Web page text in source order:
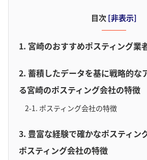
目次[非表示]
1. 宮崎のおすすめポスティング業
2. 蓄積したデータを基に戦略的な
る宮崎のポスティング会社の特徴
2-1. ポスティング会社の特徴
3. 豊富な経験で確かなポスティン
ポスティング会社の特徴